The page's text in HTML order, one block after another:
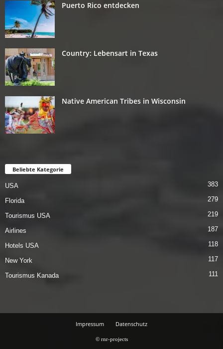
Puerto Rico entdecken
Country: Lebensart in Texas
Native American Tribes in Wisconsin
Beliebte Kategorie
USA 383
Florida 279
Tourismus USA 219
Airlines 187
Hotels USA 118
New York 117
Tourismus Kanada 111
Impressum Datenschutz
© rnr-projects